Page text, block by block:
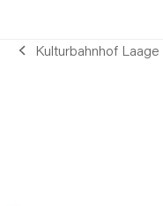
vorheriger
Kulturbahnhof Laage